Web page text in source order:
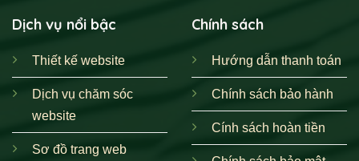
Dịch vụ nổi bậc
Thiết kế website
Dịch vụ chăm sóc
website
Sơ đồ trang web
Chính sách
Hướng dẫn thanh toán
Chính sách bảo hành
Cính sách hoàn tiền